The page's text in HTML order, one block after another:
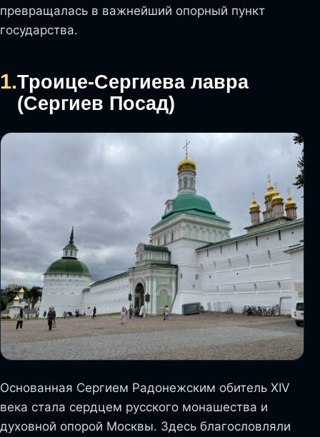
превращалась в важнейший опорный пункт
государства.
1.Троице-Сергиева лавра
(Сергиев Посад)
Основанная Сергием Радонежским обитель XIV
века стала сердцем русского монашества и
духовной опорой Москвы. Здесь благословляли